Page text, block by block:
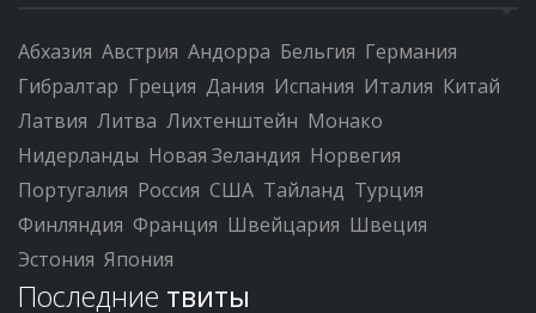
Абхазия Австрия Андорра Бельгия Германия
Гибралтар Греция Дания Испания Италия Китай
Латвия Литва Лихтенштейн Монако
Нидерланды Новая Зеландия Норвегия
Португалия Россия США Тайланд Турция
Финляндия Франция Швейцария Швеция
Эстония Япония
Последние твиты